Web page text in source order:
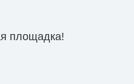
площадка!